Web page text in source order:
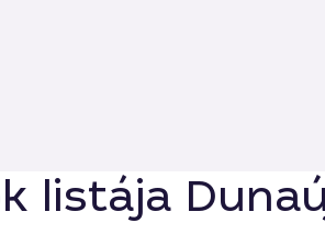
listája